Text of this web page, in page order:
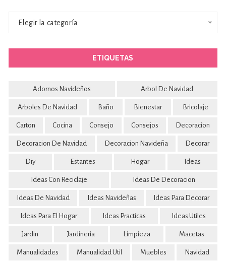
Categorías
Elegir la categoría
ETIQUETAS
Adornos Navideños Arbol De Navidad
Arboles De Navidad Baño Bienestar Bricolaje
Carton Cocina Consejo Consejos Decoracion
Decoracion De Navidad Decoracion Navideña Decorar
Diy Estantes Hogar Ideas
Ideas Con Reciclaje Ideas De Decoracion
Ideas De Navidad Ideas Navideñas Ideas Para Decorar
Ideas Para El Hogar Ideas Practicas Ideas Utiles
Jardin Jardineria Limpieza Macetas
Manualidades Manualidad Util Muebles Navidad